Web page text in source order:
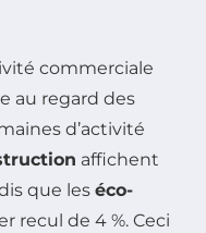
commerciale
au regard des
d’activité
affichent
que les éco-
recul de 4 %. Ceci